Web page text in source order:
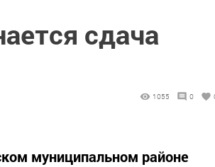
сдача
1055 0
муниципальном районе